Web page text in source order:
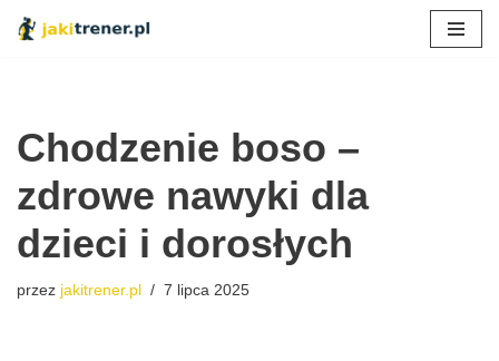
Chodzenie boso –
zdrowe nawyki dla
dzieci i dorosłych
przez jakitrener.pl 7 lipca 2025